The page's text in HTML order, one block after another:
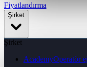
Fiyatlandırma
Şirket
Şirket
AcademyOperatör